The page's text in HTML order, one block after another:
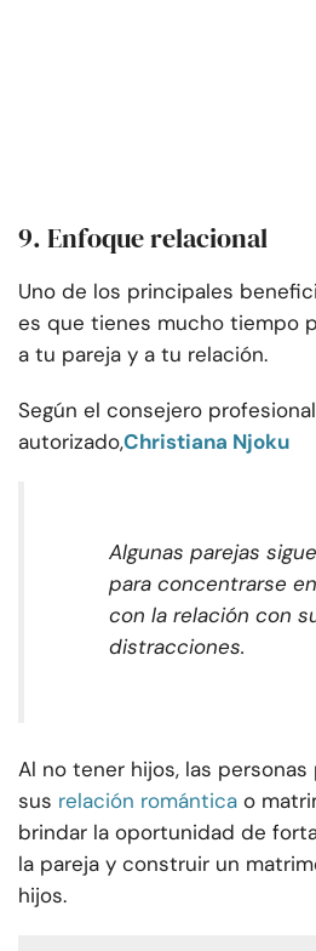
9. Enfoque relacional
Uno de los principales
es que tienes mucho tiempo
a tu pareja y a tu relación.
Según el consejero profesional
autorizado,Christiana Njoku
Algunas parejas
para concentrarse
con la relación con
distracciones.
Al no tener hijos, las
sus relación romántica o
brindar la oportunidad de
la pareja y construir un
hijos.